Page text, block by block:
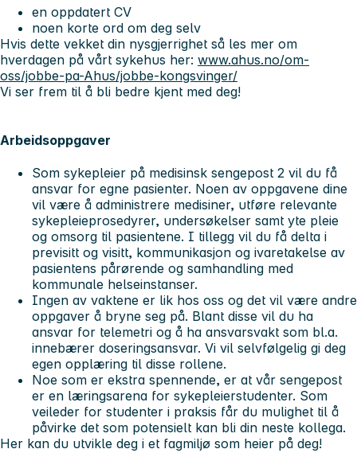
en oppdatert CV
noen korte ord om deg selv
Hvis dette vekket din nysgjerrighet så les mer om
hverdagen på vårt sykehus her: www.ahus.no/om-
oss/jobbe-pa-Ahus/jobbe-kongsvinger/
Vi ser frem til å bli bedre kjent med deg!
Arbeidsoppgaver
Som sykepleier på medisinsk sengepost 2 vil du få
ansvar for egne pasienter. Noen av oppgavene dine
vil være å administrere medisiner, utføre relevante
sykepleieprosedyrer, undersøkelser samt yte pleie
og omsorg til pasientene. I tillegg vil du få delta i
previsitt og visitt, kommunikasjon og ivaretakelse av
pasientens pårørende og samhandling med
kommunale helseinstanser.
Ingen av vaktene er lik hos oss og det vil være andre
oppgaver å bryne seg på. Blant disse vil du ha
ansvar for telemetri og å ha ansvarsvakt som bl.a.
innebærer doseringsansvar. Vi vil selvfølgelig gi deg
egen opplæring til disse rollene.
Noe som er ekstra spennende, er at vår sengepost
er en læringsarena for sykepleierstudenter. Som
veileder for studenter i praksis får du mulighet til å
påvirke det som potensielt kan bli din neste kollega.
Her kan du utvikle deg i et fagmiljø som heier på deg!